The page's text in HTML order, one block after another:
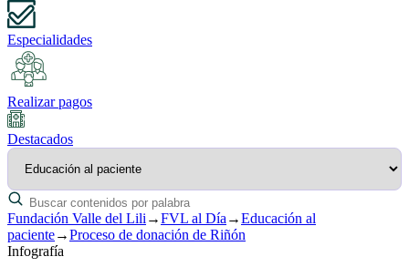
Especialidades
Realizar pagos
Destacados
Fundación Valle del Lili →FVL al Día →Educación al
paciente→Proceso de donación de Riñón
Infografía